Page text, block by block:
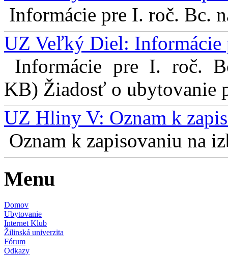
Informácie pre I. roč. Bc.
UZ Veľký Diel: Informácie
Informácie pre I. roč.
KB) Žiadosť o ubytovanie
UZ Hliny V: Oznam k
Oznam k zapisovaniu na
Menu
Domov
Ubytovanie
Internet Klub
Žilinská univerzita
Fórum
Odkazy